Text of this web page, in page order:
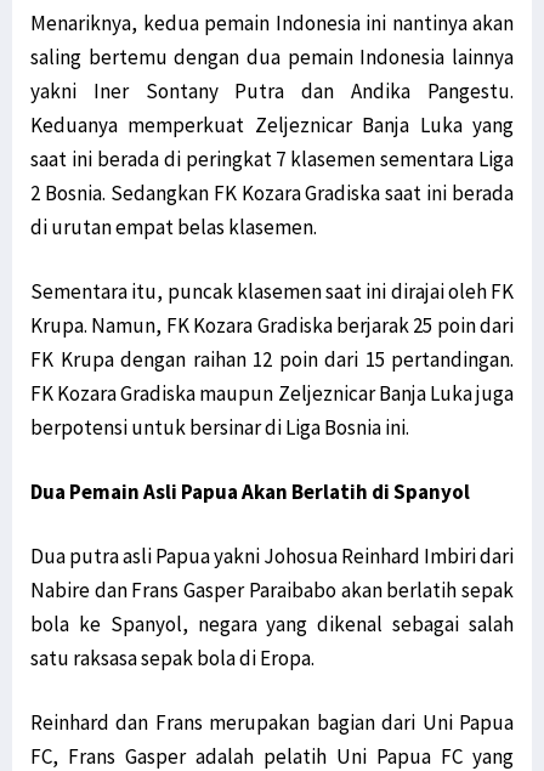
Menariknya, kedua pemain Indonesia ini nantinya akan
saling bertemu dengan dua pemain Indonesia lainnya
yakni Iner Sontany Putra dan Andika Pangestu.
Keduanya memperkuat Zeljeznicar Banja Luka yang
saat ini berada di peringkat 7 klasemen sementara Liga
2 Bosnia. Sedangkan FK Kozara Gradiska saat ini berada
di urutan empat belas klasemen.
Sementara itu, puncak klasemen saat ini dirajai oleh FK
Krupa. Namun, FK Kozara Gradiska berjarak 25 poin dari
FK Krupa dengan raihan 12 poin dari 15 pertandingan.
FK Kozara Gradiska maupun Zeljeznicar Banja Luka juga
berpotensi untuk bersinar di Liga Bosnia ini.
Dua Pemain Asli Papua Akan Berlatih di Spanyol
Dua putra asli Papua yakni Johosua Reinhard Imbiri dari
Nabire dan Frans Gasper Paraibabo akan berlatih sepak
bola ke Spanyol, negara yang dikenal sebagai salah
satu raksasa sepak bola di Eropa.
Reinhard dan Frans merupakan bagian dari Uni Papua
FC, Frans Gasper adalah pelatih Uni Papua FC yang